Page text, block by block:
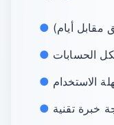
مقابل أيام)
الحسابات
خبرة تقنية